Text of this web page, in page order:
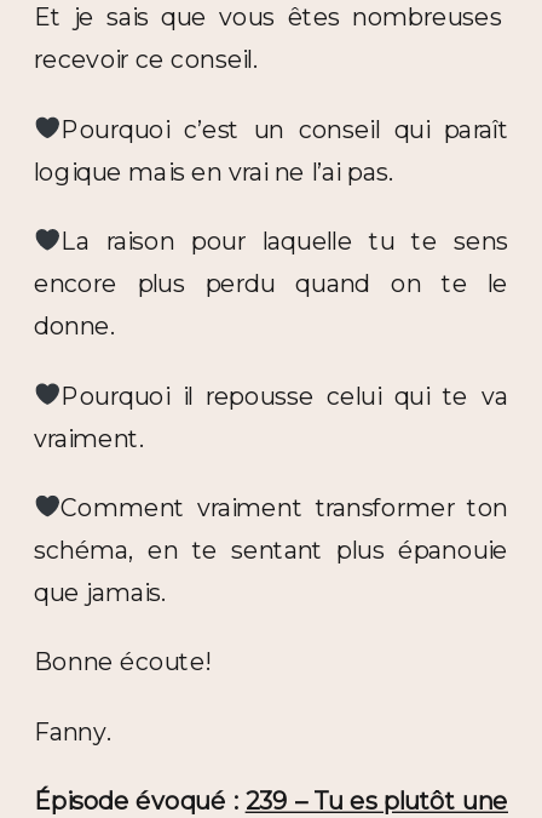
Et je sais que vous êtes nombreuses
recevoir ce conseil.
Pourquoi c’est un conseil qui paraît
logique mais en vrai ne l’ai pas.
La raison pour laquelle tu te sens
encore plus perdu quand on te le
donne.
Pourquoi il repousse celui qui te va
vraiment.
Comment vraiment transformer ton
schéma, en te sentant plus épanouie
que jamais.
Bonne écoute!
Fanny.
Épisode évoqué : 239 – Tu es plutôt une